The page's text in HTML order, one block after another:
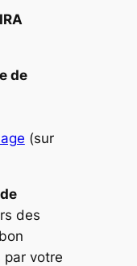
de
(sur
des
par votre